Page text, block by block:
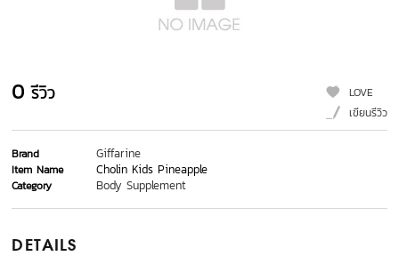
0 รีวิว
LOVE
เขียนรีวิว
Brand Giffarine
Item Name Cholin Kids Pineapple
Category Body Supplement
DETAILS